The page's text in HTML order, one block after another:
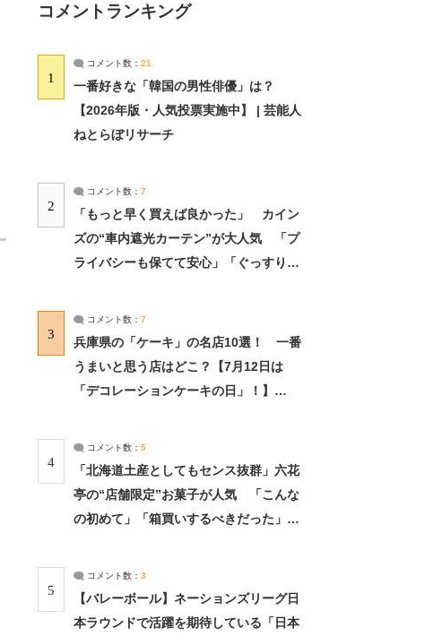
コメントランキング
1
コメント数： 21
一番好きな「韓国の男性俳優」は？
【2026年版・人気投票実施中】 | 芸能人
ねとらぼリサーチ
2
コメント数： 7
「もっと早く買えば良かった」 カイン
ズの“車内遮光カーテン”が大人気 「プ
ライバシーも保てて安心」「ぐっすり眠
3
コメント数： 7
兵庫県の「ケーキ」の名店10選！ 一番
うまいと思う店はどこ？【7月12日は
「デコレーションケーキの日」！】
4
コメント数： 5
「北海道土産としてもセンス抜群」六花
亭の“店舗限定”お菓子が人気 「こんな
の初めて」「箱買いするべきだった」
5
コメント数： 3
【バレーボール】ネーションズリーグ日
本ラウンドで活躍を期待している「日本